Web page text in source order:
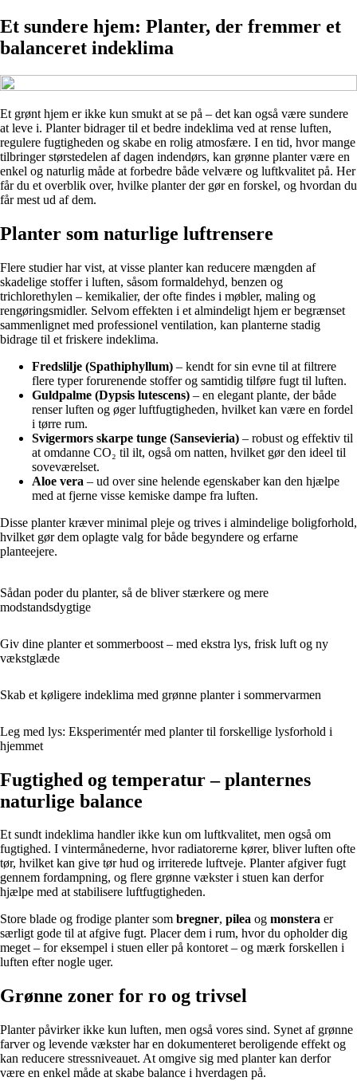
Et sundere hjem: Planter, der fremmer et
balanceret indeklima
Et grønt hjem er ikke kun smukt at se på – det kan også være sundere
at leve i. Planter bidrager til et bedre indeklima ved at rense luften,
regulere fugtigheden og skabe en rolig atmosfære. I en tid, hvor mange
tilbringer størstedelen af dagen indendørs, kan grønne planter være en
enkel og naturlig måde at forbedre både velvære og luftkvalitet på. Her
får du et overblik over, hvilke planter der gør en forskel, og hvordan du
får mest ud af dem.
Planter som naturlige luftrensere
Flere studier har vist, at visse planter kan reducere mængden af
skadelige stoffer i luften, såsom formaldehyd, benzen og
trichlorethylen – kemikalier, der ofte findes i møbler, maling og
rengøringsmidler. Selvom effekten i et almindeligt hjem er begrænset
sammenlignet med professionel ventilation, kan planterne stadig
bidrage til et friskere indeklima.
Fredslilje (Spathiphyllum) – kendt for sin evne til at filtrere
flere typer forurenende stoffer og samtidig tilføre fugt til luften.
Guldpalme (Dypsis lutescens) – en elegant plante, der både
renser luften og øger luftfugtigheden, hvilket kan være en fordel
i tørre rum.
Svigermors skarpe tunge (Sansevieria) – robust og effektiv til
at omdanne CO₂ til ilt, også om natten, hvilket gør den ideel til
soveværelset.
Aloe vera – ud over sine helende egenskaber kan den hjælpe
med at fjerne visse kemiske dampe fra luften.
Disse planter kræver minimal pleje og trives i almindelige boligforhold,
hvilket gør dem oplagte valg for både begyndere og erfarne
planteejere.
Sådan poder du planter, så de bliver stærkere og mere
modstandsdygtige
Giv dine planter et sommerboost – med ekstra lys, frisk luft og ny
vækstglæde
Skab et køligere indeklima med grønne planter i sommervarmen
Leg med lys: Eksperimentér med planter til forskellige lysforhold i
hjemmet
Fugtighed og temperatur – planternes
naturlige balance
Et sundt indeklima handler ikke kun om luftkvalitet, men også om
fugtighed. I vintermånederne, hvor radiatorerne kører, bliver luften ofte
tør, hvilket kan give tør hud og irriterede luftveje. Planter afgiver fugt
gennem fordampning, og flere grønne vækster i stuen kan derfor
hjælpe med at stabilisere luftfugtigheden.
Store blade og frodige planter som bregner, pilea og monstera er
særligt gode til at afgive fugt. Placer dem i rum, hvor du opholder dig
meget – for eksempel i stuen eller på kontoret – og mærk forskellen i
luften efter nogle uger.
Grønne zoner for ro og trivsel
Planter påvirker ikke kun luften, men også vores sind. Synet af grønne
farver og levende vækster har en dokumenteret beroligende effekt og
kan reducere stressniveauet. At omgive sig med planter kan derfor
være en enkel måde at skabe balance i hverdagen på.